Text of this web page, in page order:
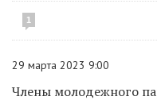
1
29 марта 2023 9:00
Члены молодежного